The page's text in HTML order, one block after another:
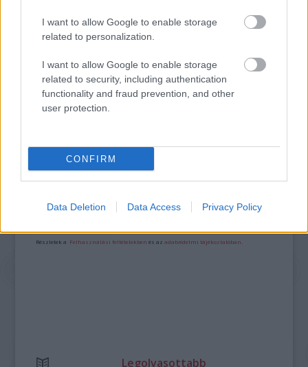
I want to allow Google to enable storage
related to personalization.
I want to allow Google to enable storage
related to security, including authentication
functionality and fraud prevention, and other
user protection.
CONFIRM
Data Deletion Data Access Privacy Policy
SZÁGULDÁS, SÁRKÁNYOK, ROSSZFIÚK – A NYÁR
10 LEGKEDVELTEBB MOZIJA MAGYARORSZÁGON
A bejegyzés trackback címe:
https://kulturpart.hu/api/trackback/id/7842864
Kommentek:
minősülnek, értük aszolgáltatás technikaiüzemeltetője semmilyen felelősséget
Részletek a Felhasználási feltételekben és azadatvédelmi tájékoztatóban
Legolvasottabb